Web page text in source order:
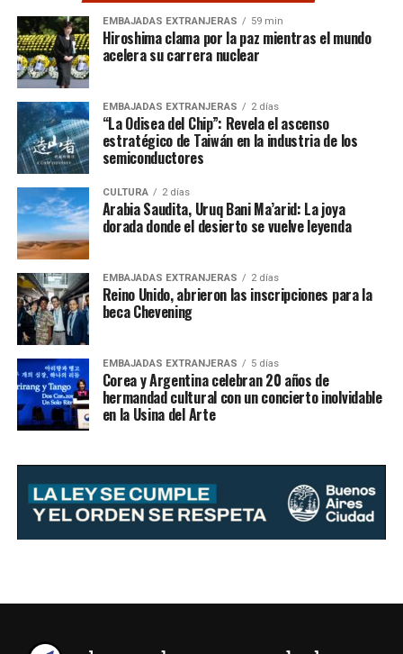
EMBAJADAS EXTRANJERAS 59 min
Hiroshima clama por la paz mientras el mundo
acelera su carrera nuclear
EMBAJADAS EXTRANJERAS 2 días
“La Odisea del Chip”: Revela el ascenso
estratégico de Taiwán en la industria de los
semiconductores
CULTURA 2 días
Arabia Saudita, Uruq Bani Ma’arid: La joya
dorada donde el desierto se vuelve leyenda
EMBAJADAS EXTRANJERAS 2 días
Reino Unido, abrieron las inscripciones para la
beca Chevening
EMBAJADAS EXTRANJERAS 5 días
Corea y Argentina celebran 20 años de
hermandad cultural con un concierto inolvidable
en la Usina del Arte